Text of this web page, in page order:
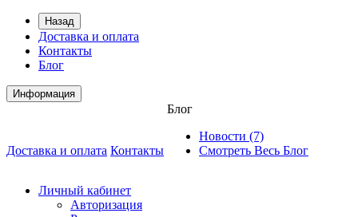
Назад
Доставка и оплата
Контакты
Блог
Информация
Доставка и оплата Контакты
Блог
Новости (7)
Смотреть Весь Блог
Личный кабинет
Авторизация